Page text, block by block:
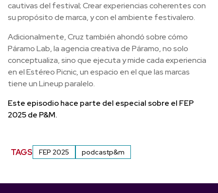
cautivas del festival; Crear experiencias coherentes con
su propósito de marca, y con el ambiente festivalero.
Adicionalmente, Cruz también ahondó sobre cómo
Páramo Lab, la agencia creativa de Páramo, no solo
conceptualiza, sino que ejecuta y mide cada experiencia
en el Estéreo Picnic, un espacio en el que las marcas
tiene un Lineup paralelo.
Este episodio hace parte del especial sobre el FEP
2025 de P&M.
TAGS FEP 2025 podcastp&m